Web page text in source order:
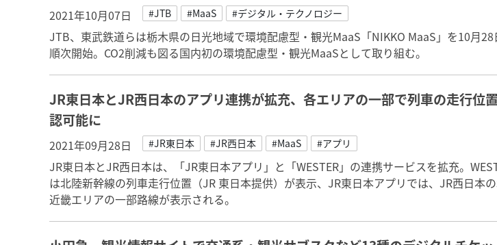
2021年10月07日 #JTB #MaaS #デジタル・テクノロジー
JTB、東武鉄道らは栃木県の日光地域で環境配慮型・観光MaaS「NIKKO MaaS」を10月28
順次開始。CO2削減も図る国内初の環境配慮型・観光MaaSとして取り組む。
JR東日本とJR西日本のアプリ連携が拡充、各エリアの一部で列車の走行位
認可能に
2021年09月28日 #JR東日本 #JR西日本 #MaaS #アプリ
JR東日本とJR西日本は、「JR東日本アプリ」と「WESTER」の連携サービスを拡充。
は北陸新幹線の列車走行位置（JR 東日本提供）が表示、JR東日本アプリでは、JR西日本の
近畿エリアの一部路線が表示される。